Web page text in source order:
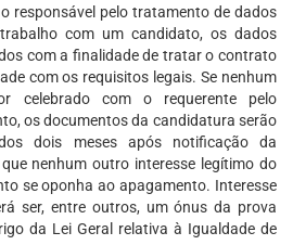
responsável pelo tratamento de dados
com um candidato, os dados
com a finalidade de tratar o contrato
com os requisitos legais. Se nenhum
celebrado com o requerente pelo
os documentos da candidatura serão
dois meses após notificação da
nenhum outro interesse legítimo do
se oponha ao apagamento. Interesse
ser, entre outros, um ónus da prova
da Lei Geral relativa à Igualdade de